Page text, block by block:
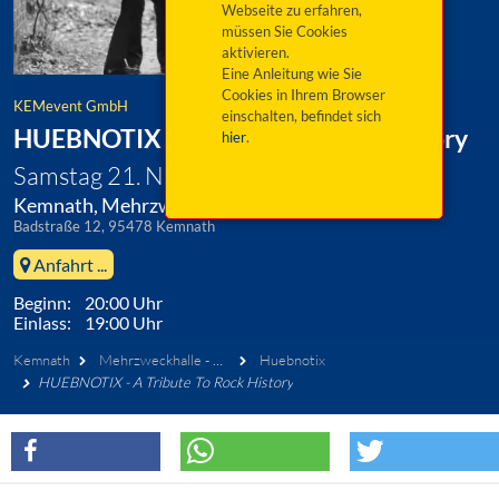
Webseite zu erfahren,
müssen Sie Cookies
aktivieren.
Eine Anleitung wie Sie
Cookies in Ihrem Browser
einschalten, befindet sich
hier.
KEMevent GmbH
HUEBNOTIX - A Tribute To Rock History
Samstag 21. November 2026
Kemnath, Mehrzweckhalle - Foyer
Badstraße 12, 95478 Kemnath
Anfahrt ...
Beginn: 20:00 Uhr
Einlass: 19:00 Uhr
Kemnath Mehrzweckhalle - Foyer
Huebnotix
HUEBNOTIX - A Tribute To Rock History